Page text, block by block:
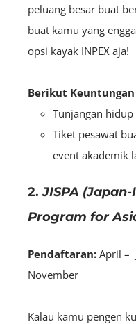
peluang besar buat
buat kamu yang
opsi kayak INPEX aja!
Berikut Keuntungan
Tunjangan
Tiket pesawat
event akademik
2. JISPA
Program for
Pendaftaran: April –
November
Kalau kamu pengen